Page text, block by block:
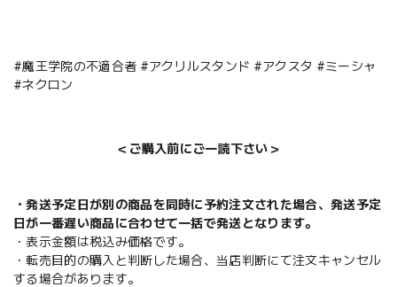
#魔王学院の不適合者 #アクリルスタンド #アクスタ #ミーシャ
#ネクロン
＜ご購入前にご一読下さい＞
・発送予定日が別の商品を同時に予約注文された場合、発送予定
日が一番遅い商品に合わせて一括で発送となります。
・表示金額は税込み価格です。
・転売目的の購入と判断した場合、当店判断にて注文キャンセル
する場合があります。